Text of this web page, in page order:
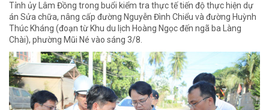
Tỉnh ủy Lâm Đồng trong buổi kiểm tra thực tế tiến độ thực hiện dự
án Sửa chữa, nâng cấp đường Nguyễn Đình Chiểu và đường Huỳnh
Thúc Kháng (đoạn từ Khu du lịch Hoàng Ngọc đến ngã ba Làng
Chài), phường Mũi Né vào sáng 3/8.